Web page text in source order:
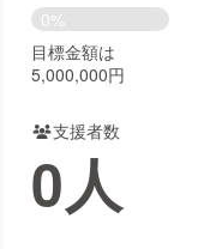
チャレンジ
Creation
コミュニティ
0%
目標金額は
5,000,000円
支援者数
0人